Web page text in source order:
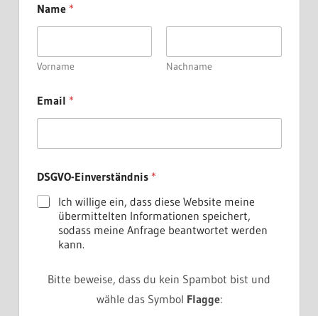
Name *
Vorname Nachname
Email *
a
m
e
DSGVO-Einverständnis *
Ich willige ein, dass diese Website meine
übermittelten Informationen speichert,
sodass meine Anfrage beantwortet werden
kann.
Bitte beweise, dass du kein Spambot bist und
wähle das Symbol Flagge: